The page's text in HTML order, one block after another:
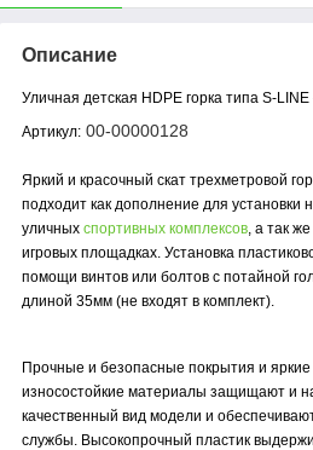
Описание
Уличная детская HDPE горка типа S-
Артикул: 00-00000128
Яркий и красочный скат трехметровой
подходит как дополнение для установки
уличных спортивных комплексов , а так
игровых площадках. Установка
помощи винтов или болтов с потайной
длиной 35мм (не входят в комплект).
Прочные и безопасные покрытия и яркие
износостойкие материалы защищают и
качественный вид модели и
службы. Высокопрочный пластик